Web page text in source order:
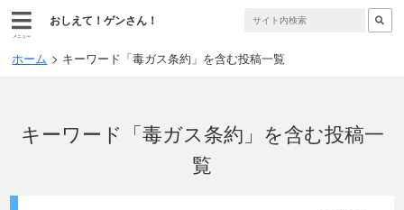
メニュー
おしえて！ゲンさん！
ホーム キーワード「毒ガス条約」を含む投稿一覧
キーワード「毒ガス条約」を含む投稿一
覧